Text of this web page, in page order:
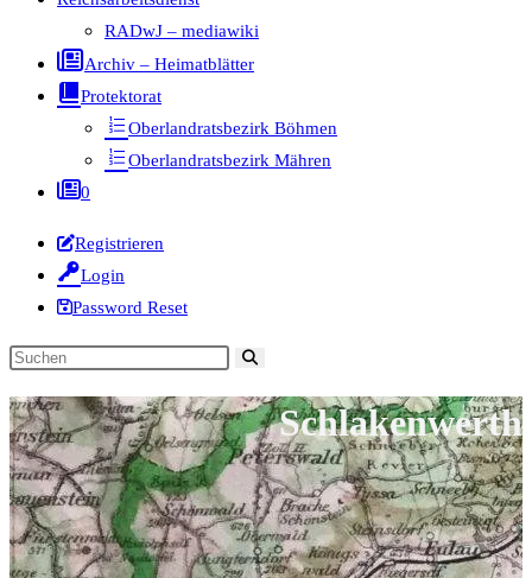
RADwJ – mediawiki
Archiv – Heimatblätter
Protektorat
Oberlandratsbezirk Böhmen
Oberlandratsbezirk Mähren
0
Registrieren
Login
Password Reset
Diese
durchsuchen
Schlakenwerth